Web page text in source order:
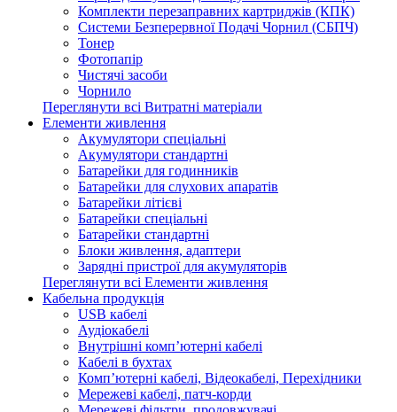
Комплекти перезаправних картриджів (КПК)
Системи Безперервної Подачі Чорнил (СБПЧ)
Тонер
Фотопапір
Чистячі засоби
Чорнило
Переглянути всі Витратні матеріали
Елементи живлення
Акумулятори спеціальні
Акумулятори стандартні
Батарейки для годинників
Батарейки для слухових апаратів
Батарейки літієві
Батарейки спеціальні
Батарейки стандартні
Блоки живлення, адаптери
Зарядні пристрої для акумуляторів
Переглянути всі Елементи живлення
Кабельна продукція
USB кабелі
Аудіокабелі
Внутрішні комп’ютерні кабелі
Кабелі в бухтах
Комп’ютерні кабелі, Відеокабелі, Перехідники
Мережеві кабелі, патч-корди